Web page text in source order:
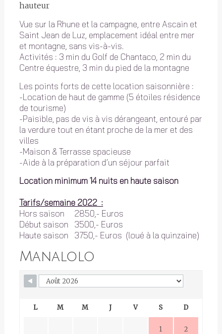
hauteur
Vue sur la Rhune et la campagne, entre Ascain et
Saint Jean de Luz, emplacement idéal entre mer
et montagne, sans vis-à-vis.
Activités : 3 min du Golf de Chantaco, 2 min du
Centre équestre, 3 min du pied de la montagne
Les points forts de cette location saisonnière :
-Location de haut de gamme (5 étoiles résidence
de tourisme)
-Paisible, pas de vis à vis dérangeant, entouré par
la verdure tout en étant proche de la mer et des
villes
-Maison & Terrasse spacieuse
-Aide à la préparation d’un séjour parfait
Location minimum 14 nuits en haute saison
Tarifs/semaine 2022 :
Hors saison 2850,- Euros
Début saison 3500,- Euros
Haute saison 3750,- Euros (loué à la quinzaine)
Manalolo
L M M J V S D
1 2